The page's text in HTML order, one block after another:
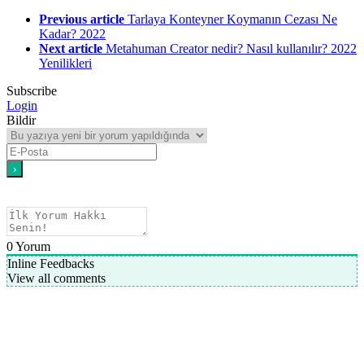
Previous article Tarlaya Konteyner Koymanın Cezası Ne
Kadar? 2022
Next article Metahuman Creator nedir? Nasıl kullanılır? 2022
Yenilikleri
Subscribe
Login
Bildir
0Yorum
Inline Feedbacks
View all comments